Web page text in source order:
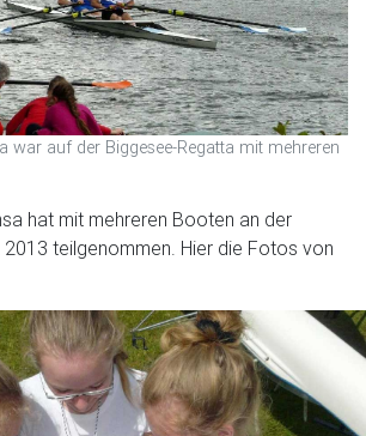
war auf der Biggesee-Regatta mit mehreren
hat mit mehreren Booten an der
teilgenommen. Hier die Fotos von